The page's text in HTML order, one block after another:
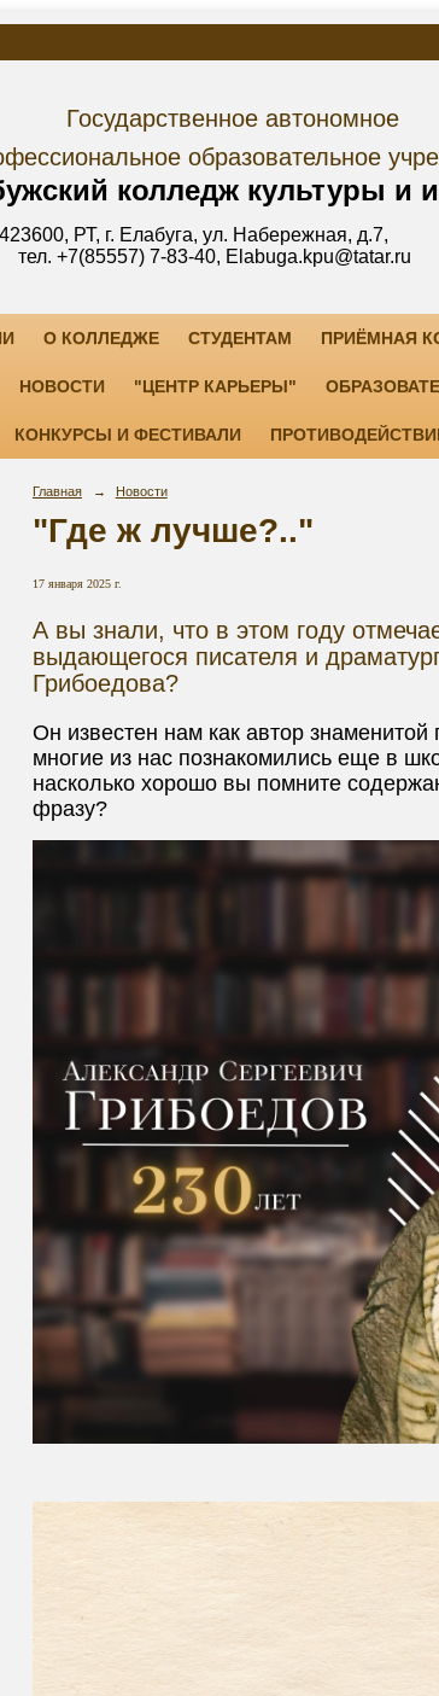
автономное
образовательное
культуры и
ул. Набережная, д.7,
40, Elabuga.kpu@tatar.ru
О КОЛЛЕДЖЕ СТУДЕНТАМ ПРИЁМНАЯ
НОВОСТИ "ЦЕНТР КАРЬЕРЫ"
КОНКУРСЫ И ФЕСТИВАЛИ
Главная → Новости
"Где ж лучше?.."
17 января 2025 г.
А вы знали, что в этом году
выдающегося писателя и
Грибоедова?
Он известен нам как автор
многие из нас познакомились еще в
насколько хорошо вы помните
фразу?